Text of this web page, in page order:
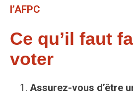
l’AFPC
Ce qu’il faut
voter
Assurez-vous d’être